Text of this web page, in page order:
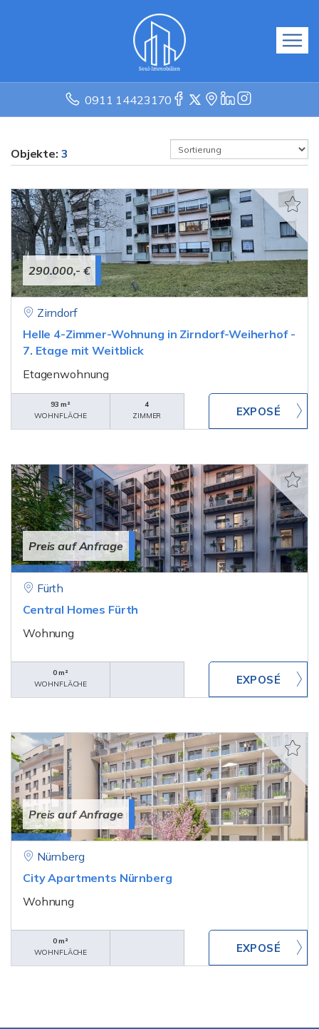
0911 14423170
Objekte: 3
290.000,- €
Zirndorf
Helle 4-Zimmer-Wohnung in Zirndorf-Weiherhof -
7. Etage mit Weitblick
Etagenwohnung
93 m²
WOHNFLÄCHE
4
ZIMMER
Preis auf Anfrage
Fürth
Central Homes Fürth
Wohnung
0 m²
WOHNFLÄCHE
Preis auf Anfrage
Nürnberg
City Apartments Nürnberg
Wohnung
0 m²
WOHNFLÄCHE